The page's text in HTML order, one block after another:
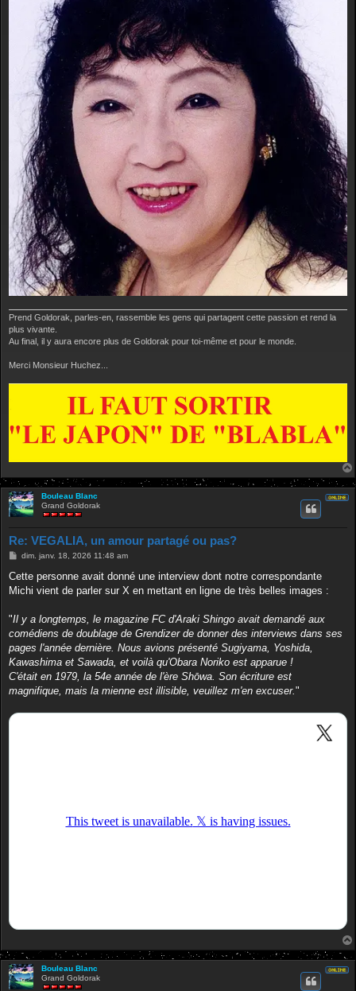
Prend Goldorak, parles-en, rassemble les gens qui partagent cette passion et rend la
plus vivante.
Au final, il y aura encore plus de Goldorak pour toi-même et pour le monde.
Merci Monsieur Huchez...
Bouleau Blanc
Grand Goldorak
Re: VEGALIA, un amour partagé ou pas?
M
s
a
dim. janv. 18, 2026 11:48 am
Cette personne avait donné une interview dont notre correspondante
Michi vient de parler sur X en mettant en ligne de très belles images :
"Il y a longtemps, le magazine FC d'Araki Shingo avait demandé aux
comédiens de doublage de Grendizer de donner des interviews dans ses
pages l'année dernière. Nous avions présenté Sugiyama, Yoshida,
Kawashima et Sawada, et voilà qu'Obara Noriko est apparue !
C'était en 1979, la 54e année de l'ère Shōwa. Son écriture est
magnifique, mais la mienne est illisible, veuillez m'en excuser."
Bouleau Blanc
Grand Goldorak